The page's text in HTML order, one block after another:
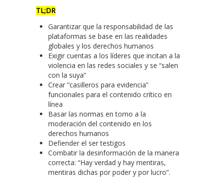
TL;DR
Garantizar que la responsabilidad de las
plataformas se base en las realidades
globales y los derechos humanos
Exigir cuentas a los líderes que incitan a la
violencia en las redes sociales y se “salen
con la suya”
Crear “casilleros para evidencia”
funcionales para el contenido crítico en
línea
Basar las normas en torno a la
moderación del contenido en los
derechos humanos
Defiender el ser testigos
Combatir la desinformación de la manera
correcta: “Hay verdad y hay mentiras,
mentiras dichas por poder y por lucro”.